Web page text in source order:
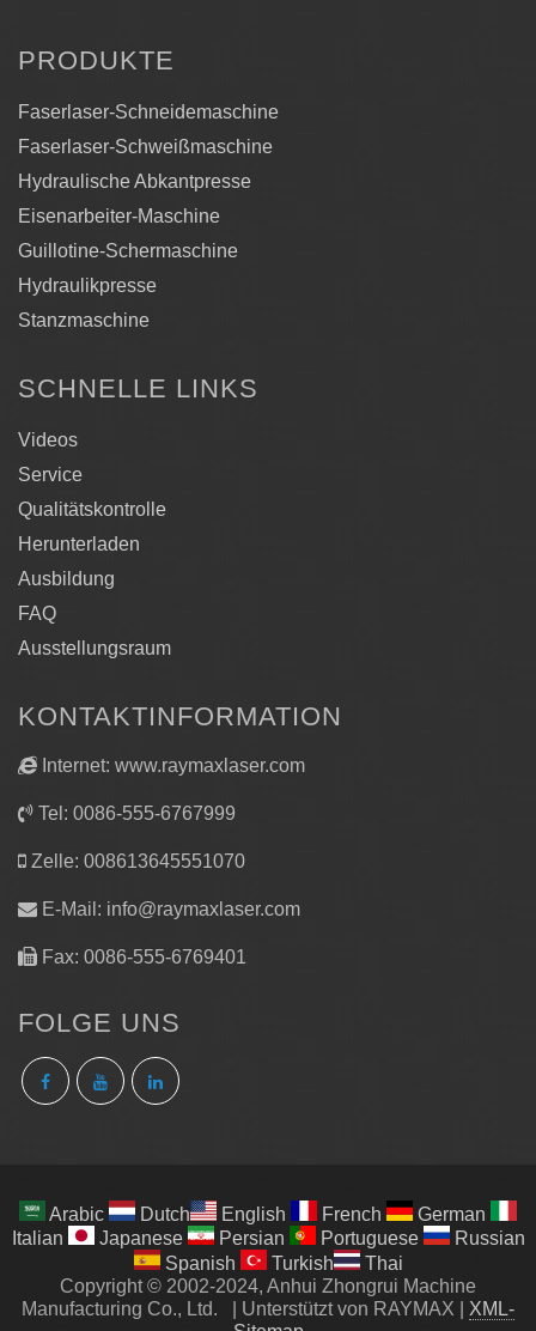
PRODUKTE
Faserlaser-Schneidemaschine
Faserlaser-Schweißmaschine
Hydraulische Abkantpresse
Eisenarbeiter-Maschine
Guillotine-Schermaschine
Hydraulikpresse
Stanzmaschine
SCHNELLE LINKS
Videos
Service
Qualitätskontrolle
Herunterladen
Ausbildung
FAQ
Ausstellungsraum
KONTAKTINFORMATION
Internet: www.raymaxlaser.com
Tel: 0086-555-6767999
Zelle: 008613645551070
E-Mail: info@raymaxlaser.com
Fax: 0086-555-6769401
FOLGE UNS
Arabic Dutch English French
German
Italian
Japanese Persian Portuguese
Russian
Spanish
Turkish
Thai
Copyright © 2002-2024, Anhui Zhongrui Machine
Manufacturing Co., Ltd.
Unterstützt von RAYMAX
XML-